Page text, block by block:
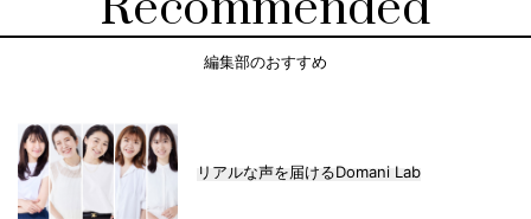
編集部のおすすめ
リアルな声を届けるDomani Lab